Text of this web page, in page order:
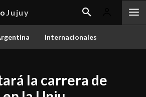
Jujuy
Internacionales
la carrera de